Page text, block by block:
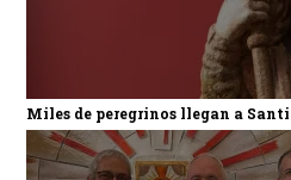
Miles de peregrinos llegan a